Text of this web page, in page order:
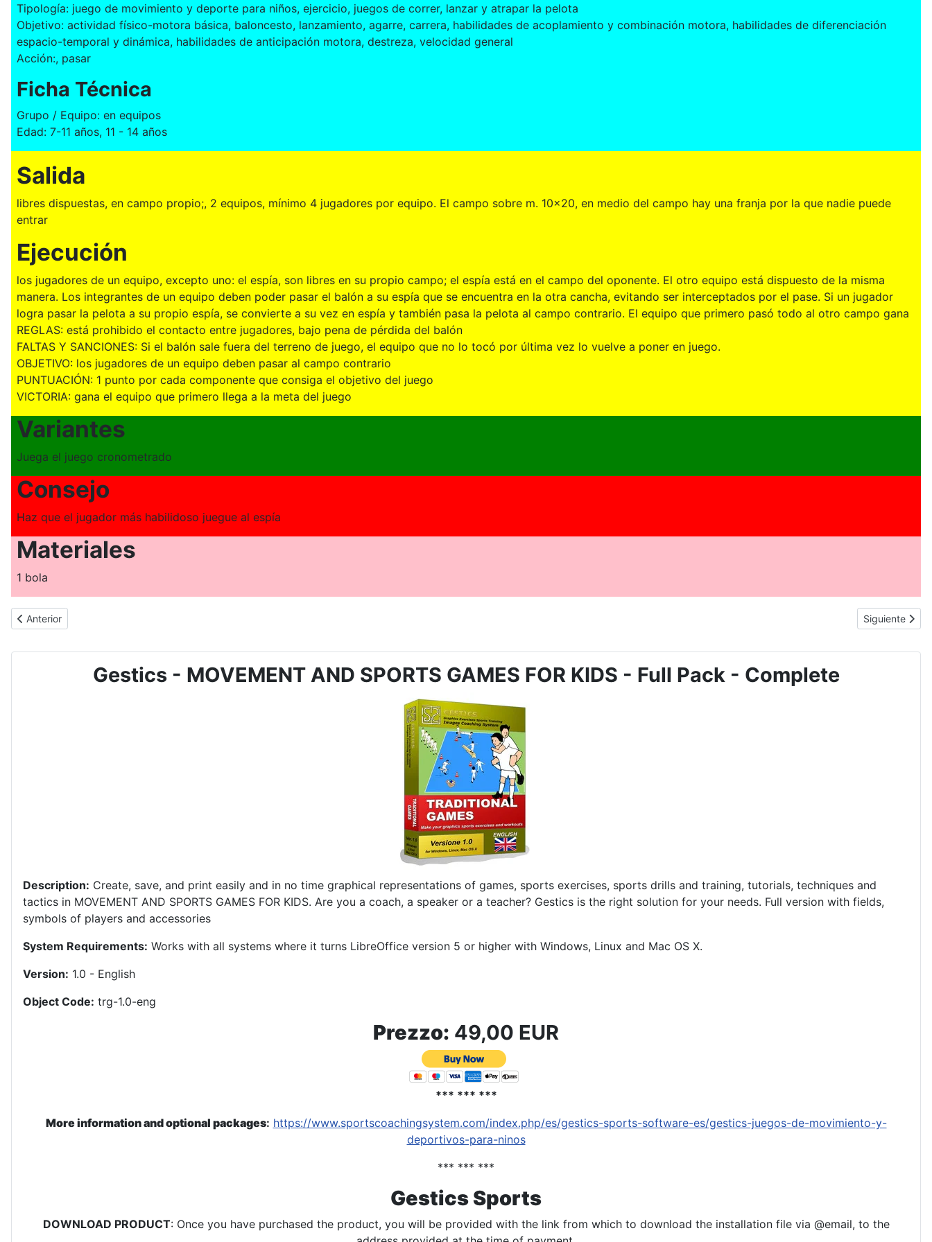
Tipología: juego de movimiento y deporte para niños, ejercicio, juegos de correr, lanzar y atrapar la pelota
Objetivo: actividad físico-motora básica, baloncesto, lanzamiento, agarre, carrera, habilidades de acoplamiento y combinación motora, habilidades de diferenciación
espacio-temporal y dinámica, habilidades de anticipación motora, destreza, velocidad general
Acción:, pasar
Ficha Técnica
Grupo / Equipo: en equipos
Edad: 7-11 años, 11 - 14 años
Salida
libres dispuestas, en campo propio;, 2 equipos, mínimo 4 jugadores por equipo. El campo sobre m. 10x20, en medio del campo hay una franja por la que nadie puede
entrar
Ejecución
los jugadores de un equipo, excepto uno: el espía, son libres en su propio campo; el espía está en el campo del oponente. El otro equipo está dispuesto de la misma
manera. Los integrantes de un equipo deben poder pasar el balón a su espía que se encuentra en la otra cancha, evitando ser interceptados por el pase. Si un jugador
logra pasar la pelota a su propio espía, se convierte a su vez en espía y también pasa la pelota al campo contrario. El equipo que primero pasó todo al otro campo gana
REGLAS: está prohibido el contacto entre jugadores, bajo pena de pérdida del balón
FALTAS Y SANCIONES: Si el balón sale fuera del terreno de juego, el equipo que no lo tocó por última vez lo vuelve a poner en juego.
OBJETIVO: los jugadores de un equipo deben pasar al campo contrario
PUNTUACIÓN: 1 punto por cada componente que consiga el objetivo del juego
VICTORIA: gana el equipo que primero llega a la meta del juego
Variantes
Juega el juego cronometrado
Consejo
Haz que el jugador más habilidoso juegue al espía
Materiales
1 bola
Artículo anterior: JUEGO DE MOVIMIENTO Y DEPORTE PARA NIÑOS - No. 0023 - Yo corro, tu esquivas la pelota
Anterior Artículo
Siguiente
Gestics - MOVEMENT AND SPORTS GAMES FOR KIDS - Full Pack - Complete
Description: Create, save, and print easily and in no time graphical representations of games, sports exercises, sports drills and training, tutorials, techniques and
tactics in MOVEMENT AND SPORTS GAMES FOR KIDS. Are you a coach, a speaker or a teacher? Gestics is the right solution for your needs. Full version with fields,
symbols of players and accessories
System Requirements: Works with all systems where it turns LibreOffice version 5 or higher with Windows, Linux and Mac OS X.
Version: 1.0 - English
Object Code: trg-1.0-eng
Prezzo: 49,00 EUR
*** *** ***
More information and optional packages: https://www.sportscoachingsystem.com/index.php/es/gestics-sports-software-es/gestics-juegos-de-movimiento-y-
deportivos-para-ninos
*** *** ***
Gestics Sports
DOWNLOAD PRODUCT: Once you have purchased the product, you will be provided with the link from which to download the installation file via @email, to the